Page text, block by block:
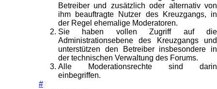
Betreiber und zusätzlich oder alternativ von
ihm beauftragte Nutzer des Kreuzgangs, in
der Regel ehemalige Moderatoren.
Sie haben vollen Zugriff auf die
Administrationsebene des Kreuzgangs und
unterstützen den Betreiber insbesondere in
der technischen Verwaltung des Forums.
Alle Moderationsrechte sind darin
einbegriffen.
#